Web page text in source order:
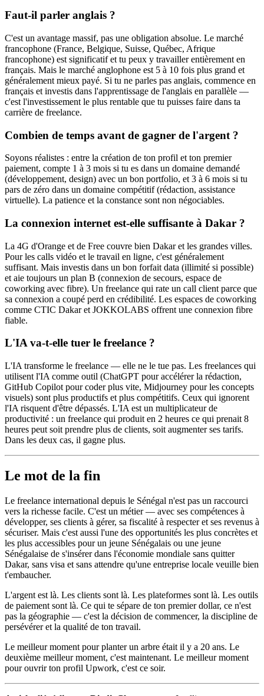
Faut-il parler anglais ?
C'est un avantage massif, pas une obligation absolue. Le marché
francophone (France, Belgique, Suisse, Québec, Afrique
francophone) est significatif et tu peux y travailler entièrement en
français. Mais le marché anglophone est 5 à 10 fois plus grand et
généralement mieux payé. Si tu ne parles pas anglais, commence en
français et investis dans l'apprentissage de l'anglais en parallèle —
c'est l'investissement le plus rentable que tu puisses faire dans ta
carrière de freelance.
Combien de temps avant de gagner de l'argent ?
Soyons réalistes : entre la création de ton profil et ton premier
paiement, compte 1 à 3 mois si tu es dans un domaine demandé
(développement, design) avec un bon portfolio, et 3 à 6 mois si tu
pars de zéro dans un domaine compétitif (rédaction, assistance
virtuelle). La patience et la constance sont non négociables.
La connexion internet est-elle suffisante à Dakar ?
La 4G d'Orange et de Free couvre bien Dakar et les grandes villes.
Pour les calls vidéo et le travail en ligne, c'est généralement
suffisant. Mais investis dans un bon forfait data (illimité si possible)
et aie toujours un plan B (connexion de secours, espace de
coworking avec fibre). Un freelance qui rate un call client parce que
sa connexion a coupé perd en crédibilité. Les espaces de coworking
comme CTIC Dakar et JOKKOLABS offrent une connexion fibre
fiable.
L'IA va-t-elle tuer le freelance ?
L'IA transforme le freelance — elle ne le tue pas. Les freelances qui
utilisent l'IA comme outil (ChatGPT pour accélérer la rédaction,
GitHub Copilot pour coder plus vite, Midjourney pour les concepts
visuels) sont plus productifs et plus compétitifs. Ceux qui ignorent
l'IA risquent d'être dépassés. L'IA est un multiplicateur de
productivité : un freelance qui produit en 2 heures ce qui prenait 8
heures peut soit prendre plus de clients, soit augmenter ses tarifs.
Dans les deux cas, il gagne plus.
Le mot de la fin
Le freelance international depuis le Sénégal n'est pas un raccourci
vers la richesse facile. C'est un métier — avec ses compétences à
développer, ses clients à gérer, sa fiscalité à respecter et ses revenus à
sécuriser. Mais c'est aussi l'une des opportunités les plus concrètes et
les plus accessibles pour un jeune Sénégalais ou une jeune
Sénégalaise de s'insérer dans l'économie mondiale sans quitter
Dakar, sans visa et sans attendre qu'une entreprise locale veuille bien
t'embaucher.
L'argent est là. Les clients sont là. Les plateformes sont là. Les outils
de paiement sont là. Ce qui te sépare de ton premier dollar, ce n'est
pas la géographie — c'est la décision de commencer, la discipline de
persévérer et la qualité de ton travail.
Le meilleur moment pour planter un arbre était il y a 20 ans. Le
deuxième meilleur moment, c'est maintenant. Le meilleur moment
pour ouvrir ton profil Upwork, c'est ce soir.